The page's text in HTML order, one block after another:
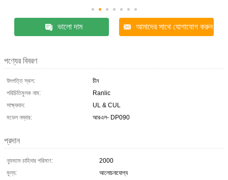
ভালো দাম আমাদের সাথে যোগাযোগ করুন
পণ্যের বিবরণ
উৎপত্তি স্থল:
চীন
পরিচিতিমুলক নাম:
Ranlic
সাক্ষ্যদান:
UL & CUL
মডেল নম্বার:
আরএল- DP090
প্রদান
ন্যূনতম চাহিদার পরিমাণ:
2000
মূল্য:
আলোচনাযোগ্য